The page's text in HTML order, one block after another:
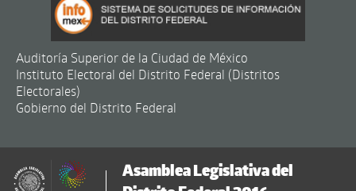
Auditoría Superior de la Ciudad de México
Instituto Electoral del Distrito Federal (Distritos
Electorales)
Gobierno del Distrito Federal
Asamblea Legislativa del